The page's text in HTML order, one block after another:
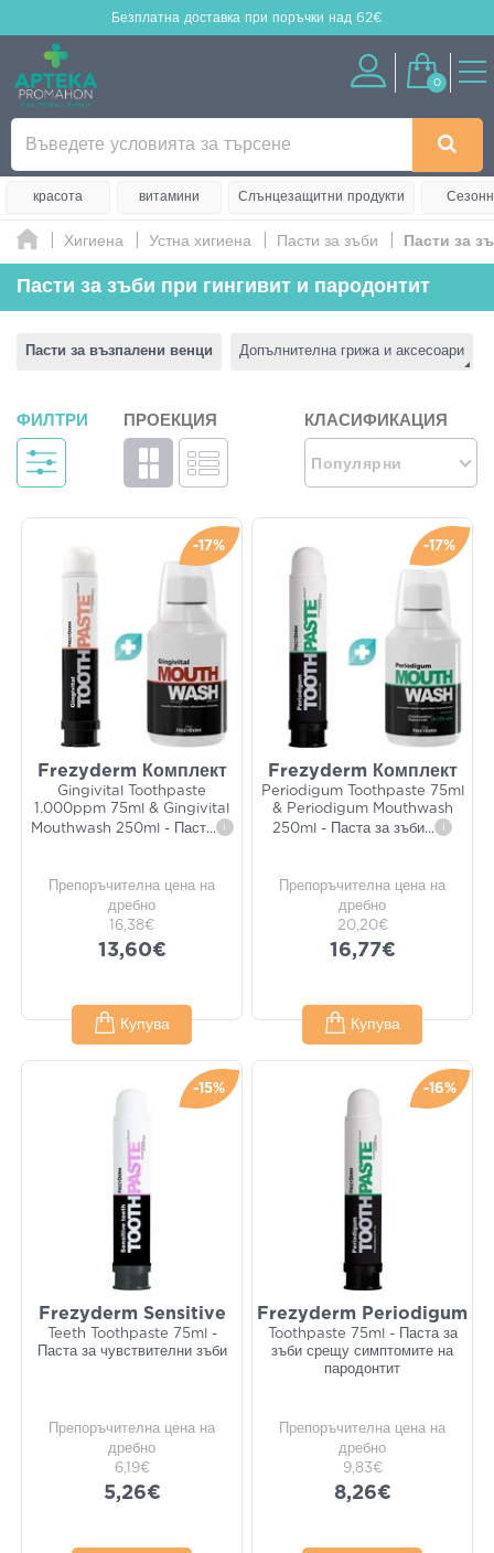
Безплатна доставка при поръчки над 62€
0
красота витамини Слънцезащитни продукти
Хигиена Устна хигиена Пасти за зъби Пасти за
Пасти за зъби при гингивит и пародонтит
Пасти за възпалени венци Допълнителна грижа и аксесоари
ФИЛТРИ ПРОЕКЦИЯ КЛАСИФИКАЦИЯ
Популярни
-17%
Frezyderm Комплект
Gingivital Toothpaste
1.000ppm 75ml & Gingivital
Mouthwash 250ml - Паст... i
Препоръчителна цена на
дребно
16,38€
13,60€
Купува
-17%
Frezyderm Комплект
Periodigum Toothpaste 75ml
& Periodigum Mouthwash
250ml - Паста за зъби... i
Препоръчителна цена на
дребно
20,20€
16,77€
Купува
-15%
Frezyderm Sensitive
Teeth Toothpaste 75ml -
Паста за чувствителни зъби
Препоръчителна цена на
дребно
6,19€
5,26€
-16%
Frezyderm Periodigum
Toothpaste 75ml - Паста за
зъби срещу симптомите на
пародонтит
Препоръчителна цена на
дребно
9,83€
8,26€